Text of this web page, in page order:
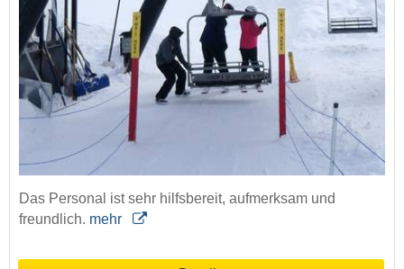
Das Personal ist sehr hilfsbereit, aufmerksam und
freundlich. mehr